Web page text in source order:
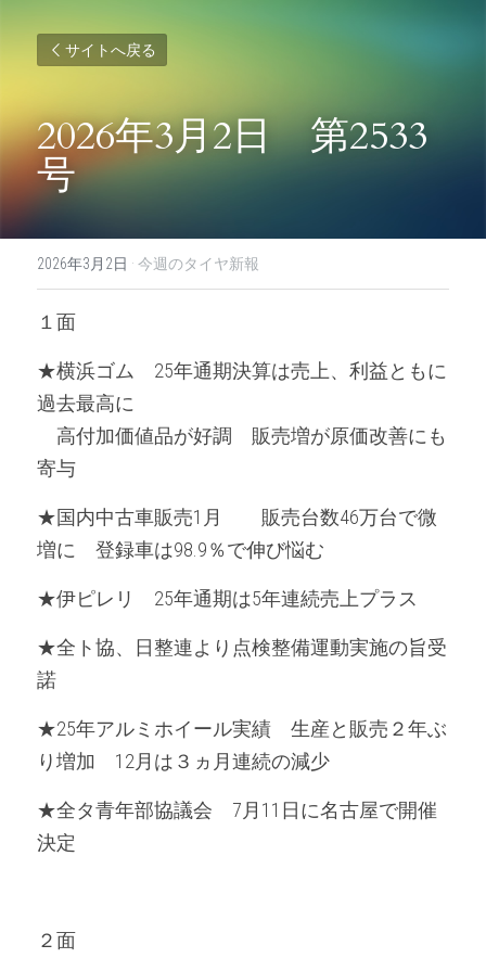
サイトへ戻る
2026年3月2日　第2533
号
2026年3月2日 · 今週のタイヤ新報
１面
★横浜ゴム　25年通期決算は売上、利益ともに
過去最高に
高付加価値品が好調　販売増が原価改善にも
寄与
★国内中古車販売1月　　販売台数46万台で微
増に　登録車は98.9％で伸び悩む
★伊ピレリ　25年通期は5年連続売上プラス
★全ト協、日整連より点検整備運動実施の旨受
諾
★25年アルミホイール実績　生産と販売２年ぶ
り増加　12月は３ヵ月連続の減少
★全タ青年部協議会　7月11日に名古屋で開催
決定
２面